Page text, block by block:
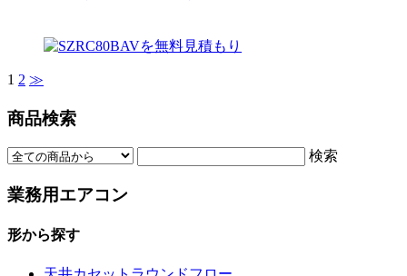
1 2 ≫
商品検索
検索
業務用エアコン
形から探す